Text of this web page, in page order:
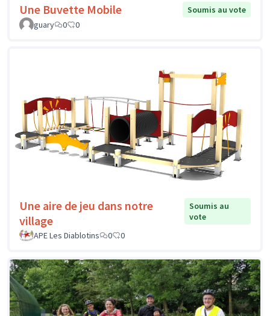
Une Buvette Mobile
Soumis au vote
guary
0 0
Une aire de jeu dans notre
village
Soumis au
vote
APE Les Diablotins
0 0